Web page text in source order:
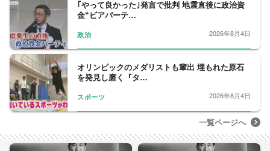
｢やって良かった｣発言で批判 地震直後に政治資
金“ビアパーテ…
政治 2026年8月4日
オリンピックのメダリストも輩出 埋もれた原石
を発見し磨く『タ…
スポーツ 2026年8月4日
一覧ページへ